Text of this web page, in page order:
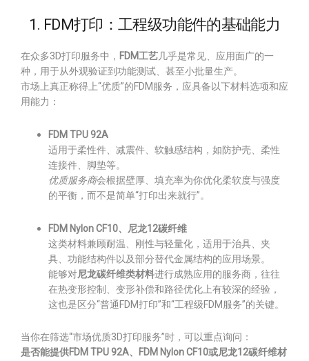
1. FDM打印：工程级功能件的基础能力
在众多3D打印服务中， FDM工艺几乎是常见、应用面广的一
种，用于从外观验证到功能测试、甚至小批量生产。
市场上真正称得上“优质”的FDM服务，应具备以下材料选项和应
用能力：
FDM TPU 92A
适用于柔性件、减震件、软触感结构，如防护壳、柔性
连接件、脚垫等。
优质服务商会根据壁厚、填充率为你优化柔软度与强度
的平衡，而不是简单“打印出来就行”。
FDM Nylon CF10、尼龙12碳纤维
这类材料兼顾耐温、刚性与轻量化，适用于治具、夹
具、功能结构件以及部分替代金属结构的应用场景。
能够对尼龙碳纤维类材料进行成熟应用的服务商，往往
在热变形控制、变形补偿和路径优化上有较深的经验，
这也是区分“普通FDM打印”和“工程级FDM服务”的关键。
当你在筛选“市场优质3D打印服务”时，可以重点询问：
是否能提供FDM TPU 92A、FDM Nylon CF10或尼龙12碳纤维材